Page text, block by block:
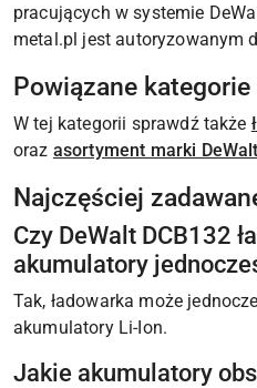
pracujących w systemie
metal.pl jest autoryzowanym
Powiązane kategorie
W tej kategorii sprawdź także
oraz asortyment marki DeWalt
Najczęściej
Czy DeWalt DCB132
akumulatory
Tak, ładowarka może
akumulatory Li-Ion.
Jakie akumulatory